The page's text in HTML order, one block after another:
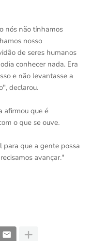
nós não tínhamos
nosso
de seres humanos
conhecer nada. Era
e não levantasse a
declarou.
afirmou que é
o que se ouve.
para que a gente possa
avançar."